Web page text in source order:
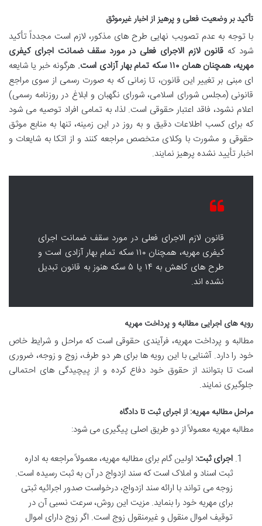
تأکید بر وضعیت فعلی و پرهیز از اخبار غیرموثق
با توجه به عدم تصویب نهایی طرح های مذکور، لازم است مجدداً تأکید
شود که قانون لازم الاجرای فعلی در مورد سقف ضمانت اجرای کیفری
مهریه، همچنان همان ۱۱۰ سکه تمام بهار آزادی است.
هرگونه خبر یا شایعه
ای مبنی بر تغییر این قانون، تا زمانی که به صورت رسمی از سوی مراجع
قانونی (مجلس شورای اسلامی، شورای نگهبان و ابلاغ در روزنامه رسمی)
اعلام نشود، فاقد اعتبار حقوقی است. لذا، به تمامی افراد توصیه می شود
که برای کسب اطلاعات دقیق و به روز در این زمینه، تنها به منابع موثق
حقوقی و مشورت با وکلای متخصص مراجعه کنند و از اتکا به شایعات و
اخبار تأیید نشده پرهیز نمایند.
قانون لازم الاجرای فعلی در مورد سقف ضمانت اجرای
کیفری مهریه، همچنان ۱۱۰ سکه تمام بهار آزادی است و
طرح های کاهش به ۱۴ یا ۵ سکه هنوز به قانون تبدیل
نشده اند.
رویه های اجرایی مطالبه و پرداخت مهریه
مطالبه و پرداخت مهریه، فرآیندی حقوقی است که مراحل و شرایط خاص
خود را دارد. آشنایی با این رویه ها برای هر دو طرف، زوج و زوجه، ضروری
است تا بتوانند از حقوق خود دفاع کرده و از پیچیدگی های احتمالی
جلوگیری نمایند.
مراحل مطالبه مهریه: از اجرای ثبت تا دادگاه
مطالبه مهریه معمولاً از دو طریق اصلی پیگیری می شود:
اجرای ثبت: اولین گام برای مطالبه مهریه، معمولاً مراجعه به اداره
ثبت اسناد و املاک است که سند ازدواج در آن به ثبت رسیده است.
زوجه می تواند با ارائه سند ازدواج، درخواست صدور اجرائیه ثبتی
برای مهریه خود را بنماید. مزیت این روش، سرعت نسبی آن در
توقیف اموال منقول و غیرمنقول زوج است. اگر زوج دارای اموال